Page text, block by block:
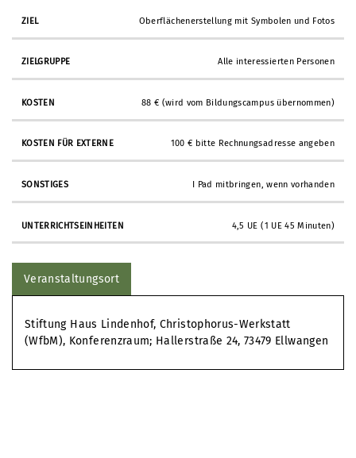
Oberflächenerstellung mit Symbolen und Fotos
Alle interessierten Personen
88 € (wird vom Bildungscampus übernommen)
100 € bitte Rechnungsadresse angeben
I Pad mitbringen, wenn vorhanden
4,5 UE (1 UE 45 Minuten)
Veranstaltungsort
Stiftung Haus Lindenhof, Christophorus-Werkstatt
(WfbM), Konferenzraum; Hallerstraße 24, 73479 Ellwangen